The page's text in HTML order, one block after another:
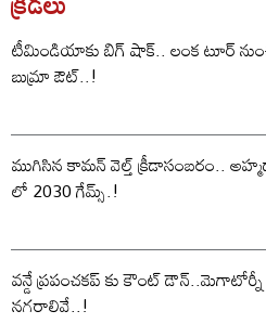
టీమిండియాకు బిగ్ షాక్.. లంక టూర్ నుంచి
బుమ్రా ఔట్..!
ముగిసిన కామన్ వెల్త్ క్రీడాసంబరం.. అహ్మదాబాద్
లో 2030 గేమ్స్.!
వన్డే ప్రపంచకప్ కు కౌంట్
నగరాలివే..!